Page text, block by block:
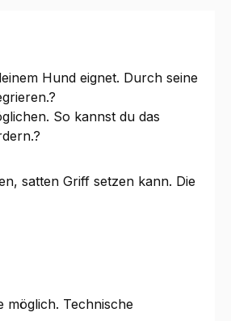
Hund eignet. Durch seine
So kannst du das
satten Griff setzen kann. Die
möglich. Technische